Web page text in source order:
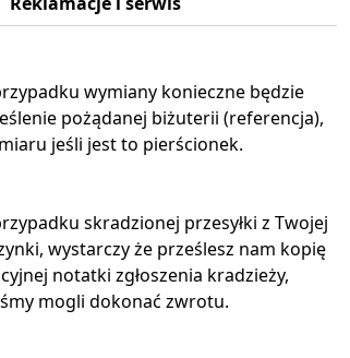
wymiany konieczne będzie
pożądanej biżuterii (referencja),
jeśli jest to pierścionek.
skradzionej przesyłki z Twojej
wystarczy że prześlesz nam kopię
notatki zgłoszenia kradzieży,
mogli dokonać zwrotu.